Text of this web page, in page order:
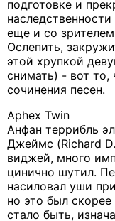
подготовке и
еще и со
Ослепить,
этой хрупкой
снимать) - вот
сочинения песен.
Aphex Twin
Анфан террибль
Джеймс (Richard
виджей, много
цинично шутил.
насиловал уши
но это был
стало быть,